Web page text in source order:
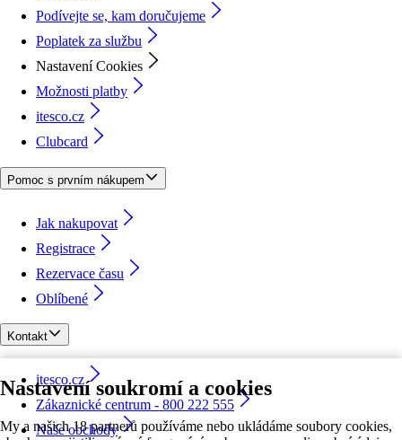
Nastavení soukromí a cookies
My a našich 18 partnerů používáme nebo ukládáme soubory cookies,
Podívejte se, kam doručujeme
Poplatek za službu
Nastavení Cookies
Možnosti platby
itesco.cz
Clubcard
Pomoc s prvním nákupem
Jak nakupovat
Registrace
Rezervace času
Oblíbené
Kontakt
itesco.cz
Zákaznické centrum - 800 222 555
Naše obchody